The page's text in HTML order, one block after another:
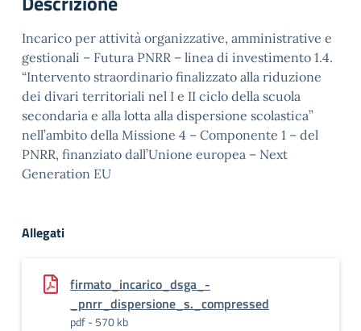
Incarico per attività organizzative, amministrative e
gestionali – Futura PNRR – linea di investimento 1.4.
“Intervento straordinario finalizzato alla riduzione
dei divari territoriali nel I e II ciclo della scuola
secondaria e alla lotta alla dispersione scolastica”
nell’ambito della Missione 4 – Componente 1 – del
PNRR, finanziato dall’Unione europea – Next
Generation EU
Allegati
firmato_incarico_dsga_-
_pnrr_dispersione_s._compressed
pdf - 570 kb